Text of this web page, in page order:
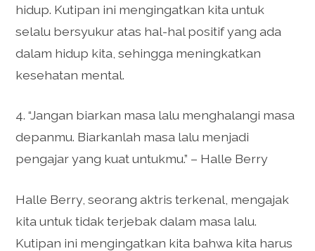
hidup. Kutipan ini mengingatkan kita untuk
selalu bersyukur atas hal-hal positif yang ada
dalam hidup kita, sehingga meningkatkan
kesehatan mental.
4. “Jangan biarkan masa lalu menghalangi masa
depanmu. Biarkanlah masa lalu menjadi
pengajar yang kuat untukmu.” – Halle Berry
Halle Berry, seorang aktris terkenal, mengajak
kita untuk tidak terjebak dalam masa lalu.
Kutipan ini mengingatkan kita bahwa kita harus